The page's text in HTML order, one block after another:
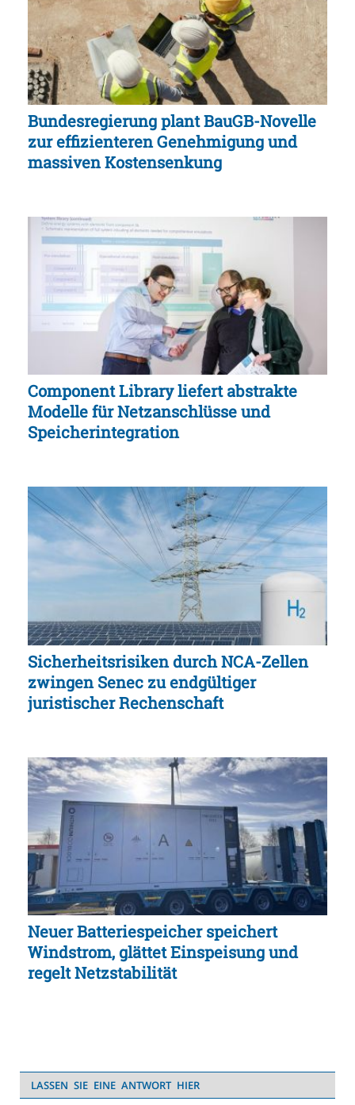
Bundesregierung plant BauGB-Novelle
zur effizienteren Genehmigung und
massiven Kostensenkung
Component Library liefert abstrakte
Modelle für Netzanschlüsse und
Speicherintegration
Sicherheitsrisiken durch NCA-Zellen
zwingen Senec zu endgültiger
juristischer Rechenschaft
Neuer Batteriespeicher speichert
Windstrom, glättet Einspeisung und
regelt Netzstabilität
LASSEN SIE EINE ANTWORT HIER